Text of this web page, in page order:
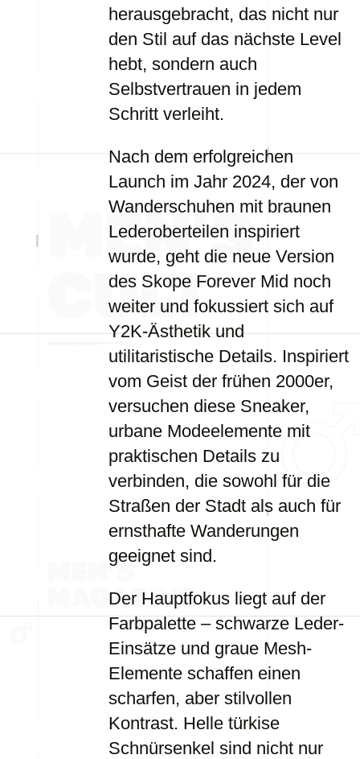
herausgebracht, das nicht nur
den Stil auf das nächste Level
hebt, sondern auch
Selbstvertrauen in jedem
Schritt verleiht.
Nach dem erfolgreichen
Launch im Jahr 2024, der von
Wanderschuhen mit braunen
Lederoberteilen inspiriert
wurde, geht die neue Version
des Skope Forever Mid noch
weiter und fokussiert sich auf
Y2K-Ästhetik und
utilitaristische Details. Inspiriert
vom Geist der frühen 2000er,
versuchen diese Sneaker,
urbane Modeelemente mit
praktischen Details zu
verbinden, die sowohl für die
Straßen der Stadt als auch für
ernsthafte Wanderungen
geeignet sind.
Der Hauptfokus liegt auf der
Farbpalette – schwarze Leder-
Einsätze und graue Mesh-
Elemente schaffen einen
scharfen, aber stilvollen
Kontrast. Helle türkise
Schnürsenkel sind nicht nur